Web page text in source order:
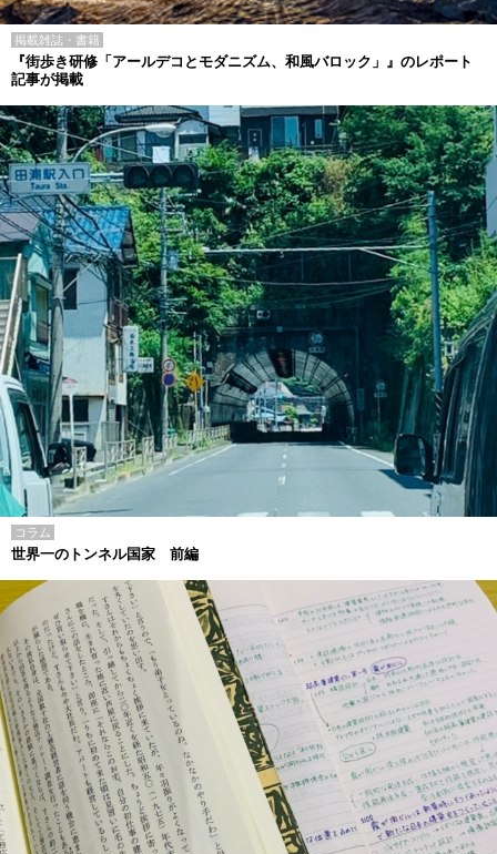
掲載雑誌・書籍
『街歩き研修「アールデコとモダニズム、和風バロック」』のレポート
記事が掲載
コラム
世界一のトンネル国家 前編